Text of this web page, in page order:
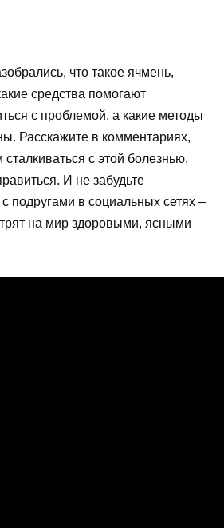
что такое ячмень,
средства помогают
с проблемой, а какие методы
Расскажите в комментариях,
с этой болезнью,
И не забудьте
с подругами в социальных сетях –
на мир здоровыми, ясными